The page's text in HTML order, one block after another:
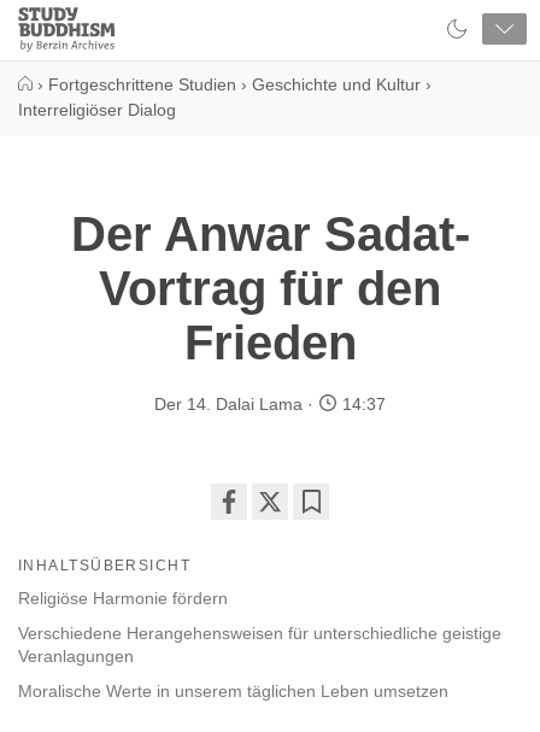
Close
Study
Buddhism
› Fortgeschrittene Studien › Geschichte und Kultur ›
Interreligiöser Dialog
Der Anwar Sadat-
Vortrag für den
Frieden
Der 14. Dalai Lama 14:37
INHALTSÜBERSICHT
Religiöse Harmonie fördern
Verschiedene Herangehensweisen für unterschiedliche geistige
Veranlagungen
Moralische Werte in unserem täglichen Leben umsetzen